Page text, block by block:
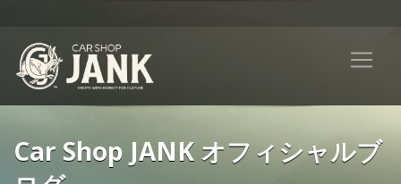
Car Shop JANK オフィシャルブ